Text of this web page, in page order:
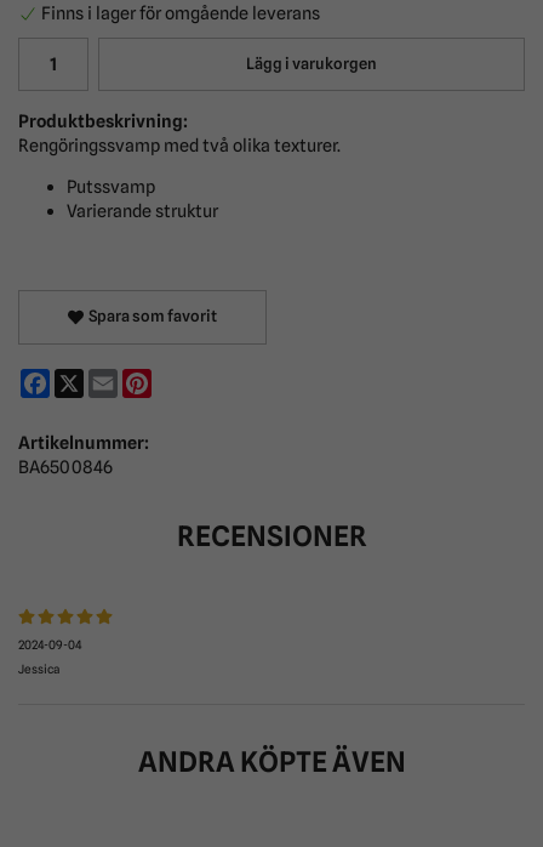
Finns i lager för omgående leverans
Lägg i varukorgen
Produktbeskrivning:
Rengöringssvamp med två olika texturer.
Putssvamp
Varierande struktur
Spara som favorit
Facebook
X Email
Artikelnummer:
BA6500846
RECENSIONER
2024-09-04
Jessica
ANDRA KÖPTE ÄVEN